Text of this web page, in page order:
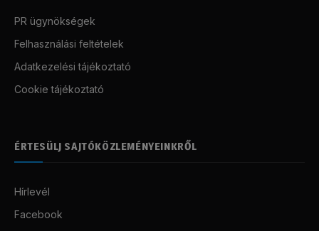
PR ügynökségek
Felhasználási feltételek
Adatkezelési tájékoztató
Cookie tájékoztató
ÉRTESÜLJ SAJTÓKÖZLEMÉNYEINKRŐL
Hírlevél
Facebook